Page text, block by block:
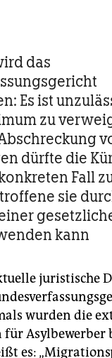
das
Es ist
zu
dürfte die
Fall
sie
kann
juristische
wurden die
für Asylbewerber
es: